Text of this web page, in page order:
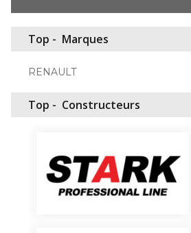
Top - Marques
RENAULT
Top - Constructeurs